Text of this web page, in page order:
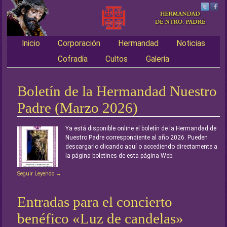
Main menu
Inicio Corporación Hermandad
Noticias
Cofradía
Cultos Galería
Boletín de la Hermandad Nuestro
Padre (Marzo 2026)
Ya está disponible online el boletín de la Hermandad de
Nuestro Padre correspondiente al año 2026. Pueden
descargarlo clicando aquí o accediendo directamente a
la página boletines de esta página Web.
Seguir Leyendo →
Entradas para el concierto
benéfico «Luz de candelas»